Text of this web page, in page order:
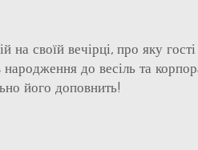
своїй вечірці, про яку
до весіль та
його доповнить!